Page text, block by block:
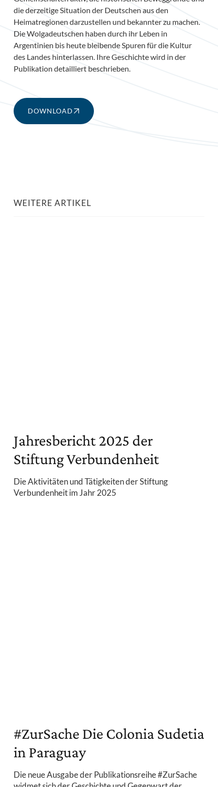
die derzeitige Situation der Deutschen aus den
Heimatregionen darzustellen und bekannter zu machen.
Die Wolgadeutschen haben durch ihr Leben in
Argentinien bis heute bleibende Spuren für die Kultur
des Landes hinterlassen. Ihre Geschichte wird in der
Publikation detailliert beschrieben.
DOWNLOAD
WEITERE ARTIKEL
Jahresbericht 2025 der
Stiftung Verbundenheit
Die Aktivitäten und Tätigkeiten der Stiftung
Verbundenheit im Jahr 2025
#ZurSache Die Colonia Sudetia
in Paraguay
Die neue Ausgabe der Publikationsreihe #ZurSache